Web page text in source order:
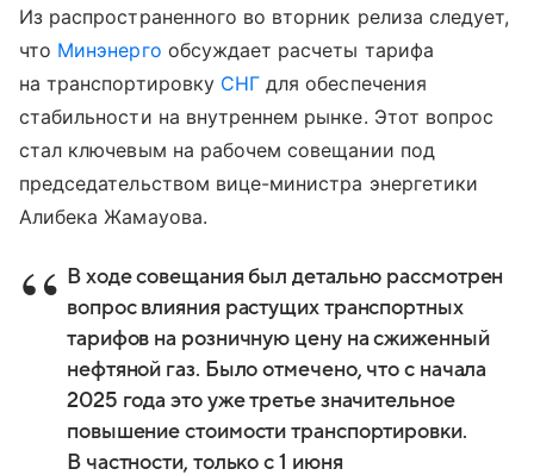
Из распространенного во вторник релиза следует,
что Минэнерго обсуждает расчеты тарифа
на транспортировку СНГ для обеспечения
стабильности на внутреннем рынке. Этот вопрос
стал ключевым на рабочем совещании под
председательством вице-министра энергетики
Алибека Жамауова.
В ходе совещания был детально рассмотрен
вопрос влияния растущих транспортных
тарифов на розничную цену на сжиженный
нефтяной газ. Было отмечено, что с начала
2025 года это уже третье значительное
повышение стоимости транспортировки.
В частности, только с 1 июня